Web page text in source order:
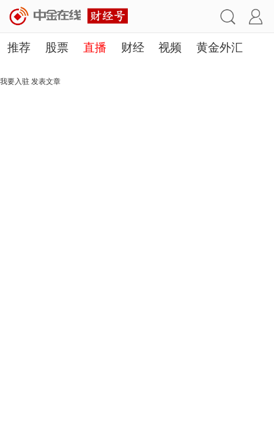
推荐 股票 直播 财经 视频 黄金外汇
理财 行业
我要入驻 发表文章